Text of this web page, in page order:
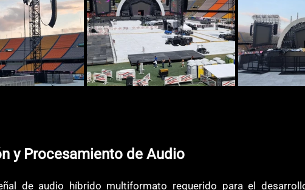
y Procesamiento de Audio
de audio híbrido multiformato requerido para el